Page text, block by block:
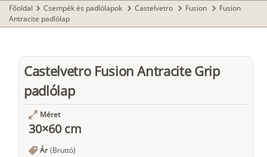
Főoldal chevron_right Csempék és padlólapok chevron_right Castelvetro chevron_right Fusion chevron_right Fusion
Antracite padlólap
Castelvetro Fusion Antracite Grip
padlólap
Méret
30×60 cm
Ár (Bruttó)